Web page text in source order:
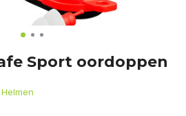
Sport oordoppen